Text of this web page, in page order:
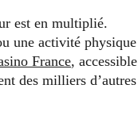
est en multiplié.
une activité physique
France, accessible
des milliers d’autres